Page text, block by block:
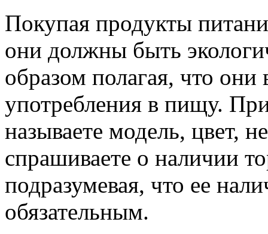
Покупая продукты
они должны быть
образом полагая, что
употребления в пищу.
называете модель, цвет,
спрашиваете о наличии
подразумевая, что ее
обязательным.